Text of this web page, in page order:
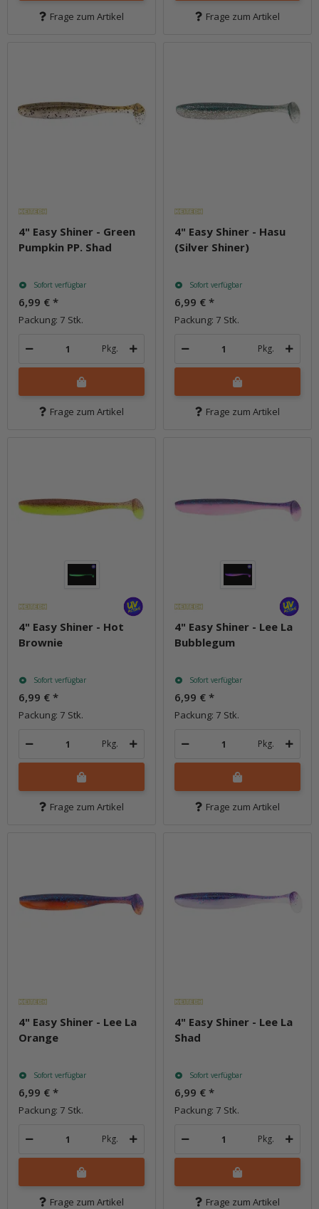
Frage zum Artikel Frage zum Artikel
4" Easy Shiner - Green
Pumpkin PP. Shad
Sofort verfügbar
6,99 € *
Packung: 7 Stk.
Pkg.
Frage zum Artikel
4" Easy Shiner - Hasu
(Silver Shiner)
Sofort verfügbar
6,99 € *
Packung: 7 Stk.
Pkg.
Frage zum Artikel
4" Easy Shiner - Hot
Brownie
Sofort verfügbar
6,99 € *
Packung: 7 Stk.
Pkg.
Frage zum Artikel
4" Easy Shiner - Lee La
Bubblegum
Sofort verfügbar
6,99 € *
Packung: 7 Stk.
Pkg.
Frage zum Artikel
4" Easy Shiner - Lee La
Orange
Sofort verfügbar
6,99 € *
Packung: 7 Stk.
Pkg.
Frage zum Artikel
4" Easy Shiner - Lee La
Shad
Sofort verfügbar
6,99 € *
Packung: 7 Stk.
Pkg.
Frage zum Artikel